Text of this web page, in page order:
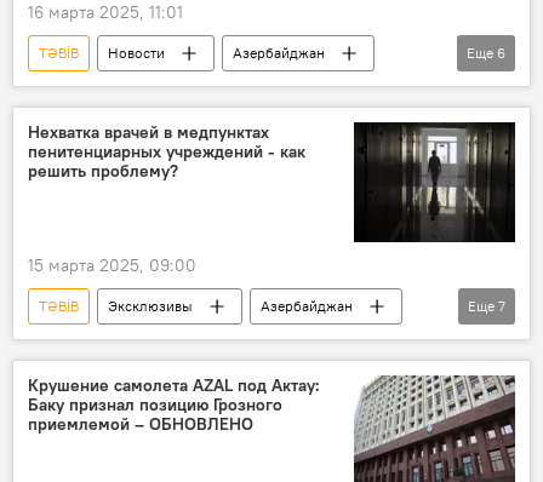
16 марта 2025, 11:01
TƏBİB Новости
Азербайджан
Общество
Интересные факты
Морг
Джалилабадский район
покойник
"Воскресение"
Еще 6
Нехватка врачей в медпунктах
пенитенциарных учреждений - как
решить проблему?
15 марта 2025, 09:00
TƏBİB Эксклюзивы
Азербайджан
Общество
исправительное учреждение
Тюрьма
Колония
Пенитенциарная система
Врачи
Еще 7
Крушение самолета AZAL под Актау:
Баку признал позицию Грозного
приемлемой – ОБНОВЛЕНО